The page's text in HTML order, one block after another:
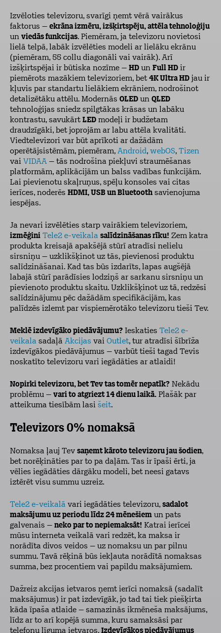
Izvēloties televizoru, svarīgi ņemt vērā vairākus
faktorus – ekrāna izmēru, izšķirtspēju, attēla tehnoloģiju
un viedās funkcijas. Piemēram, ja televizoru novietosi
lielā telpā, labāk izvēlēties modeli ar lielāku ekrānu
(piemēram, 55 collu diagonāli vai vairāk). Arī
izšķirtspējai ir būtiska nozīme – HD un Full HD ir
piemērots mazākiem televizoriem, bet 4K Ultra HD jau ir
kļuvis par standartu lielākiem ekrāniem, nodrošinot
detalizētāku attēlu. Modernās OLED un QLED
tehnoloģijas sniedz spilgtākas krāsas un labāku
kontrastu, savukārt LED modeļi ir budžetam
draudzīgāki, bet joprojām ar labu attēla kvalitāti.
Viedtelevizori var būt aprīkoti ar dažādām
operētājsistēmām, piemēram, Android, webOS, Tizen
vai VIDAA – tās nodrošina piekļuvi straumēšanas
platformām, aplikācijām un balss vadības funkcijām.
Lai pievienotu skaļruņus, spēļu konsoles vai citas
ierīces, noderēs HDMI, USB un Bluetooth savienojuma
iespējas.
Ja nevari izvēlēties starp vairākiem televizoriem,
izmēģini Tele2 e-veikala salīdzināšanas rīku! Zem katra
produkta kreisajā apakšējā stūrī atradīsi nelielu
sirsniņu – uzklikšķinot uz tās, pievienosi produktu
salīdzināšanai. Kad tas būs izdarīts, lapas augšējā
labajā stūrī parādīsies lodziņš ar sarkanu sirsniņu un
pievienoto produktu skaitu. Uzklikšķinot uz tā, redzēsi
salīdzinājumu pēc dažādām specifikācijām, kas
palīdzēs izlemt par vispiemērotāko televizoru tieši Tev.
Meklē izdevīgāko piedāvājumu? Ieskaties Tele2 e-
veikala sadaļā Akcijas vai Outlet, tur atradīsi šībrīža
izdevīgākos piedāvājumus – varbūt tieši tagad Tevis
noskatīto televizoru vari iegādāties ar atlaidi!
Nopirki televizoru, bet Tev tas tomēr nepatīk? Nekādu
problēmu – vari to atgriezt 14 dienu laikā. Plašāk par
atteikuma tiesībām lasi šeit.
Televizors 0% nomaksā
Nomaksa ļauj Tev saņemt kāroto televizoru jau šodien,
bet norēķināties par to pa daļām. Tas ir īpaši ērti, ja
vēlies iegādāties dārgāku modeli, bet neesi gatavs
iztērēt visu summu uzreiz.
Tele2 e-veikalā vari iegādāties televizoru, sadalot
maksājumu uz periodu līdz 24 mēnešiem un pats
galvenais – neko par to nepiemaksāt! Katrai ierīcei
mūsu interneta veikalā vari redzēt, ka maksa ir
norādīta divos veidos – uz nomaksu un par pilnu
summu. Tavā rēķinā būs iekļauta norādītā nomaksas
summa, bez procentiem vai papildu maksājumiem.
Dažreiz akcijas ietvaros ņemt ierīci nomaksā (sadalīt
maksājumus) ir pat izdevīgāk, jo tad tai tiek piešķirta
kāda īpaša atlaide – samazinās ikmēneša maksājums,
līdz ar to arī kopējā summa, kuru samaksāsi par
telefonu līguma ietvaros. Izdevīgākos piedāvājumus